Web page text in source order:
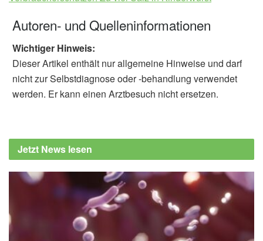
Autoren- und Quelleninformationen
Wichtiger Hinweis:
Dieser Artikel enthält nur allgemeine Hinweise und darf
nicht zur Selbstdiagnose oder -behandlung verwendet
werden. Er kann einen Arztbesuch nicht ersetzen.
Jetzt News lesen